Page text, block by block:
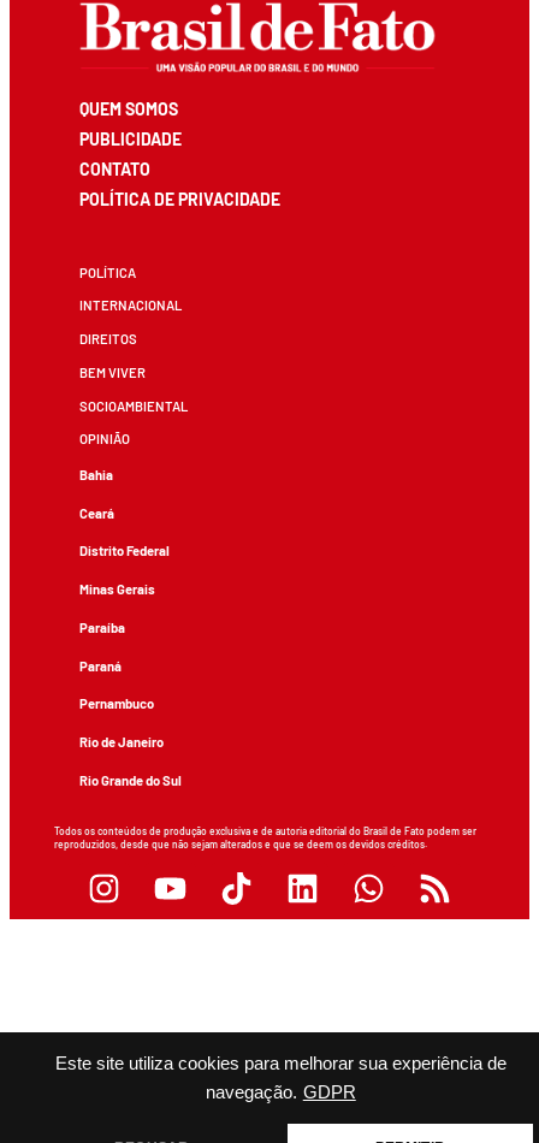
Este site utiliza cookies para melhorar sua experiência de
navegação. GDPR
QUEM SOMOS
PUBLICIDADE
CONTATO
POLÍTICA DE PRIVACIDADE
POLÍTICA
INTERNACIONAL
DIREITOS
BEM VIVER
SOCIOAMBIENTAL
OPINIÃO
Bahia
Ceará
Distrito Federal
Minas Gerais
Paraíba
Paraná
Pernambuco
Rio de Janeiro
Rio Grande do Sul
Todos os conteúdos de produção exclusiva e de autoria editorial do Brasil de Fato podem ser
reproduzidos, desde que não sejam alterados e que se deem os devidos créditos.